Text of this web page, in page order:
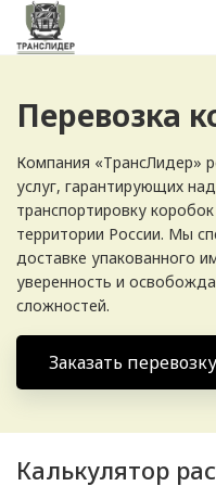
Перевозка
Компания «ТрансЛидер»
услуг, гарантирующих
транспортировку
территории России. Мы
доставке упакованного
уверенность и
сложностей.
Заказать перевозку
Калькулятор